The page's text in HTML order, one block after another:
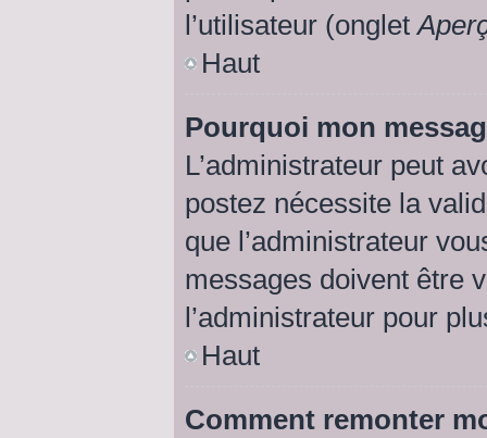
l’utilisateur (onglet
Haut
Pourquoi mon
L’administrateur peut
postez nécessite la
que l’administrateur
messages doivent être
l’administrateur pour
Haut
Comment remonter